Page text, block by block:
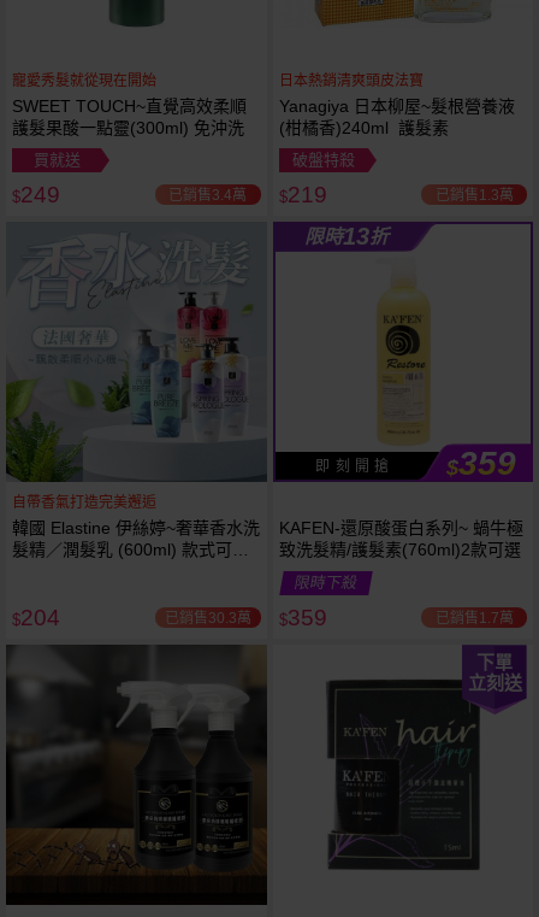
寵愛秀髮就從現在開始
SWEET TOUCH~直覺高效柔順
護髮果酸一點靈(300ml) 免沖洗
買就送
$249 已銷售3.4萬
日本熱銷清爽頭皮法寶
Yanagiya 日本柳屋~髮根營養液
(柑橘香)240ml 護髮素
破盤特殺
$219 已銷售1.3萬
自帶香氣打造完美邂逅
韓國 Elastine 伊絲婷~奢華香水洗
髮精／潤髮乳 (600ml) 款式可選
$204 已銷售30.3萬
限時13折
即 刻 開 搶 $359
KAFEN-還原酸蛋白系列~ 蝸牛極
致洗髮精/護髮素(760ml)2款可選
限時下殺
$359 已銷售1.7萬
下單
立刻送